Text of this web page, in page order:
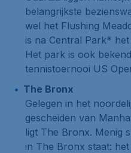
belangrijkste
wel het Flushing
is na Central Park*
Het park is ook
tennistoernooi US
The Bronx
Gelegen in het
gescheiden van
ligt The Bronx. Menig
in The Bronx staat: